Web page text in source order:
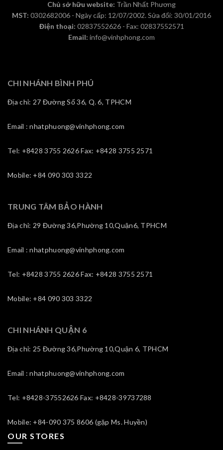
Chủ sở hữu website: Trần Nhất Phương
MST: 0302682006 - Ngày cấp: 12/07/2002. Sửa đổi: 30/01/2016
Điện thoại: 02837552626 - Fax: 02837552571
Email: info@vinhphong.com
CHI NHÁNH BÌNH PHÚ
Địa chỉ: 27 Đường Số 36, Q. 6, TPHCM
Email : nhatphuong@vinhphong.com
Tel: +8428 3755 2626 Fax: +8428 3755 2571
Mobile: +84 090 303 3322
TRUNG TÂM BẢO HÀNH
Địa chỉ: 29 Đường 36,Phường 10,Quận6, TPHCM
Email : nhatphuong@vinhphong.com
Tel: +8428 3755 2626 Fax: +8428 3755 2571
Mobile: +84 090 303 3322
CHI NHÁNH QUẬN 6
Địa chỉ: 25 Đường 36,Phường 10,Quận 6, TPHCM
Email : nhatphuong@vinhphong.com
Tel: +8428-37552626 Fax: +8428-39737288
Mobile: +84-090 375 8606 (gặp Ms. Huyền)
OUR STORES